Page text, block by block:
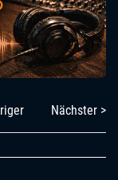
Nächster >